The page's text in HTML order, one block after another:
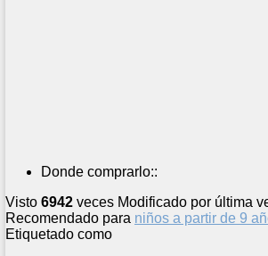
Donde comprarlo::
Visto 6942 veces Modificado por última
Recomendado para niños a partir de 9
Etiquetado como